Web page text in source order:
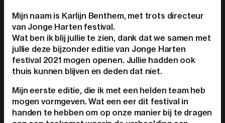
Mijn naam is Karlijn Benthem, met trots directeur
van Jonge Harten festival.
Wat ben ik blij jullie te zien, dank dat we samen met
jullie deze bijzonder editie van Jonge Harten
festival 2021 mogen openen. Jullie hadden ook
thuis kunnen blijven en deden dat niet.
Mijn eerste editie, die ik met een helden team heb
mogen vormgeven. Wat een eer dit festival in
handen te hebben om op onze manier bij te dragen